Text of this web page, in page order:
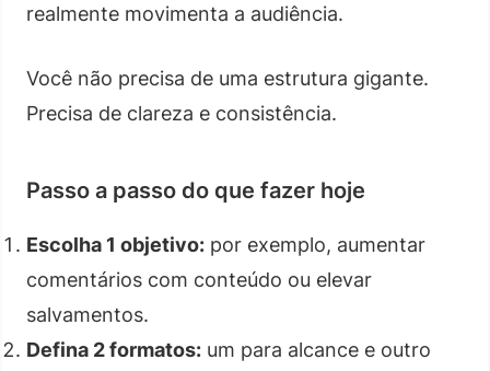
realmente movimenta a audiência.
Você não precisa de uma estrutura gigante.
Precisa de clareza e consistência.
Passo a passo do que fazer hoje
Escolha 1 objetivo: por exemplo, aumentar
comentários com conteúdo ou elevar
salvamentos.
Defina 2 formatos: um para alcance e outro